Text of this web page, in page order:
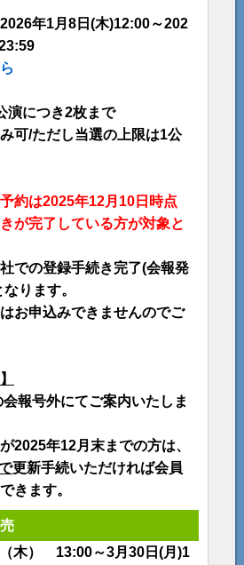
年1月8日(木)12:00～202
演につき2枚まで
可/ただし当選の上限は1公
約は2025年12月10日時点
が完了している方が対象と
での登録手続き完了(会報発
ります。
お申込みできませんのでご
報号外にてご案内いたしま
2025年12月末までの方は、
更新手続いただければ会員
きます。
木） 13:00～3月30日(月)1